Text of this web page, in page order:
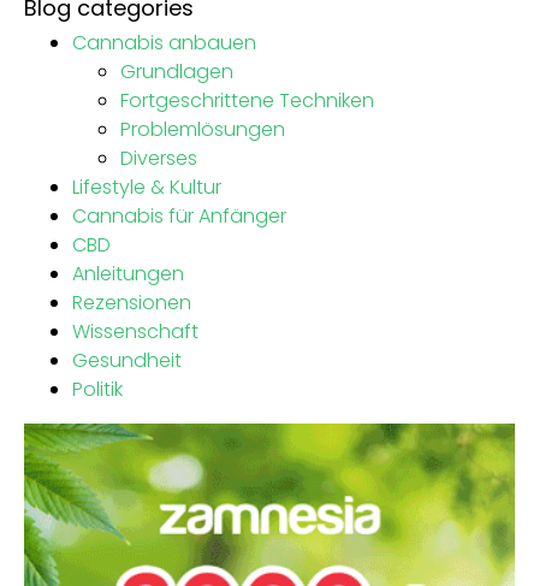
Blog categories
Cannabis anbauen
Grundlagen
Fortgeschrittene Techniken
Problemlösungen
Diverses
Lifestyle & Kultur
Cannabis für Anfänger
CBD
Anleitungen
Rezensionen
Wissenschaft
Gesundheit
Politik